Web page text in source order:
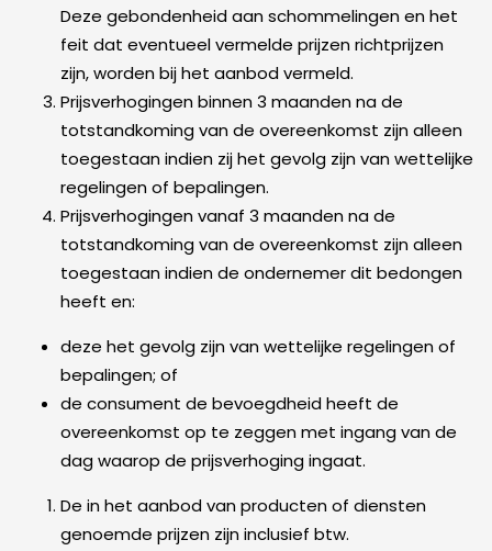
Deze gebondenheid aan schommelingen en het
feit dat eventueel vermelde prijzen richtprijzen
zijn, worden bij het aanbod vermeld.
Prijsverhogingen binnen 3 maanden na de
totstandkoming van de overeenkomst zijn alleen
toegestaan indien zij het gevolg zijn van wettelijke
regelingen of bepalingen.
Prijsverhogingen vanaf 3 maanden na de
totstandkoming van de overeenkomst zijn alleen
toegestaan indien de ondernemer dit bedongen
heeft en:
deze het gevolg zijn van wettelijke regelingen of
bepalingen; of
de consument de bevoegdheid heeft de
overeenkomst op te zeggen met ingang van de
dag waarop de prijsverhoging ingaat.
De in het aanbod van producten of diensten
genoemde prijzen zijn inclusief btw.